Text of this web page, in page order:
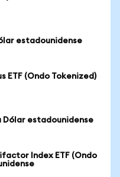
estadounidense
ETF (Ondo Tokenized)
Dólar estadounidense
Index ETF (Ondo